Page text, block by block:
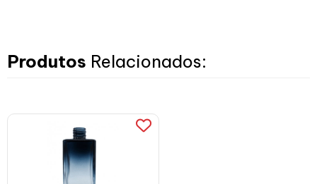
Produtos Relacionados: